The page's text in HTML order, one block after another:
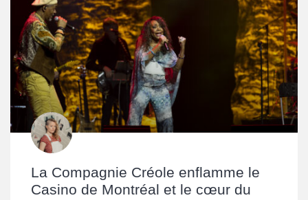
La Compagnie Créole enflamme le
Casino de Montréal et le cœur du